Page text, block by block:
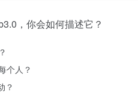
，你会如何描述它？
个人？
？